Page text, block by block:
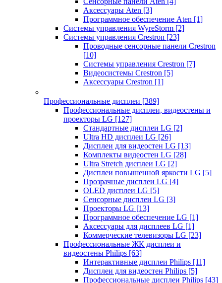
Аксессуары Aten [3]
Программное обеспечение Aten [1]
Системы управления WyreStorm [2]
Системы управления Crestron [23]
Проводные сенсорные панели Crestron
[10]
Системы управления Crestron [7]
Видеосистемы Crestron [5]
Аксессуары Crestron [1]
Профессиональные дисплеи [389]
Профессиональные дисплеи, видеостены и
проекторы LG [127]
Стандартные дисплеи LG [2]
Ultra HD дисплеи LG [26]
Дисплеи для видеостен LG [13]
Комплекты видеостен LG [28]
Ultra Stretch дисплеи LG [2]
Дисплеи повышенной яркости LG [5]
Прозрачные дисплеи LG [4]
OLED дисплеи LG [5]
Сенсорные дисплеи LG [3]
Проекторы LG [13]
Программное обеспечение LG [1]
Аксессуары для дисплеев LG [1]
Коммерческие телевизоры LG [23]
Профессиональные ЖК дисплеи и
видеостены Philips [63]
Интерактивные дисплеи Philips [11]
Дисплеи для видеостен Philips [5]
Профессиональные дисплеи Philips [43]